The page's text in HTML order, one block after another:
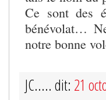
Ce sont des
bénévolat…
notre bonne
JC..... dit: 21